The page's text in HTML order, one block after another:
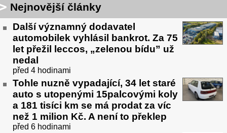
Nejnovější články
Další významný dodavatel
automobilek vyhlásil bankrot. Za 75
let přežil leccos, „zelenou bídu” už
nedal
před 4 hodinami
Tohle nuzně vypadající, 34 let staré
auto s utopenými 15palcovými koly
a 181 tisíci km se má prodat za víc
než 1 milion Kč. A není to překlep
před 6 hodinami